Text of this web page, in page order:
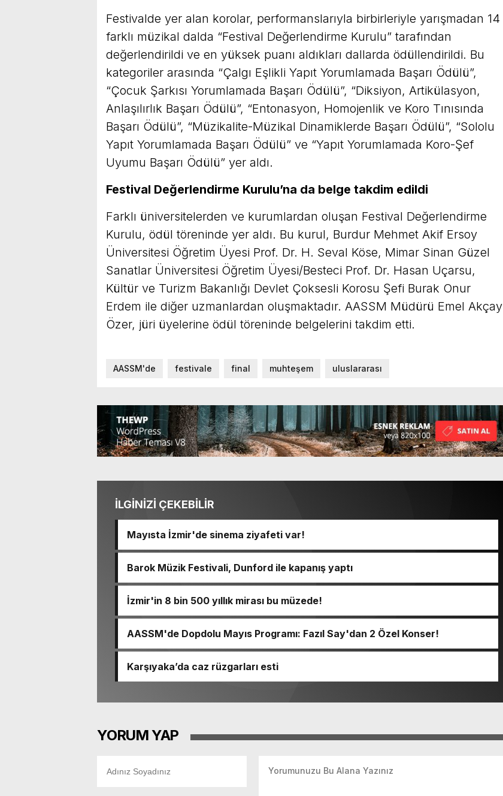
Festivalde yer alan korolar, performanslarıyla birbirleriyle yarışmadan 14
farklı müzikal dalda “Festival Değerlendirme Kurulu” tarafından
değerlendirildi ve en yüksek puanı aldıkları dallarda ödüllendirildi. Bu
kategoriler arasında “Çalgı Eşlikli Yapıt Yorumlamada Başarı Ödülü”,
“Çocuk Şarkısı Yorumlamada Başarı Ödülü”, “Diksiyon, Artikülasyon,
Anlaşılırlık Başarı Ödülü”, “Entonasyon, Homojenlik ve Koro Tınısında
Başarı Ödülü”, “Müzikalite-Müzikal Dinamiklerde Başarı Ödülü”, “Sololu
Yapıt Yorumlamada Başarı Ödülü” ve “Yapıt Yorumlamada Koro-Şef
Uyumu Başarı Ödülü” yer aldı.
Festival Değerlendirme Kurulu’na da belge takdim edildi
Farklı üniversitelerden ve kurumlardan oluşan Festival Değerlendirme
Kurulu, ödül töreninde yer aldı. Bu kurul, Burdur Mehmet Akif Ersoy
Üniversitesi Öğretim Üyesi Prof. Dr. H. Seval Köse, Mimar Sinan Güzel
Sanatlar Üniversitesi Öğretim Üyesi/Besteci Prof. Dr. Hasan Uçarsu,
Kültür ve Turizm Bakanlığı Devlet Çoksesli Korosu Şefi Burak Onur
Erdem ile diğer uzmanlardan oluşmaktadır. AASSM Müdürü Emel Akçay
Özer, jüri üyelerine ödül töreninde belgelerini takdim etti.
AASSM'de festivale final muhteşem uluslararası
İLGİNİZİ ÇEKEBİLİR
Mayısta İzmir'de sinema ziyafeti var!
Barok Müzik Festivali, Dunford ile kapanış yaptı
İzmir'in 8 bin 500 yıllık mirası bu müzede!
AASSM'de Dopdolu Mayıs Programı: Fazıl Say'dan 2 Özel Konser!
Karşıyaka’da caz rüzgarları esti
YORUM YAP